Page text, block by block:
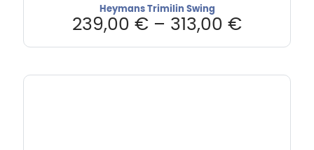
Heymans Trimilin Swing
239,00 € – 313,00 €